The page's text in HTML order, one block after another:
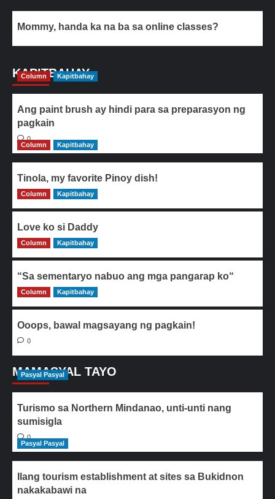
Mommy, handa ka na ba sa online classes?
KAPITBAHAY
Column Kapitbahay
Ang paint brush ay hindi para sa preparasyon ng
pagkain
0
Column
Kapitbahay
Tinola, my favorite Pinoy dish!
0
Column Kapitbahay
Love ko si Daddy
0
Column Kapitbahay
“Sa sementaryo nabuo ang mga pangarap ko“
0
Column Kapitbahay
Ooops, bawal magsayang ng pagkain!
0
MAMASYAL TAYO
Pasyal Pasyal
Turismo sa Northern Mindanao, unti-unti nang
sumisigla
0
Pasyal Pasyal
Ilang tourism establishment at sites sa Bukidnon
nakakabawi na